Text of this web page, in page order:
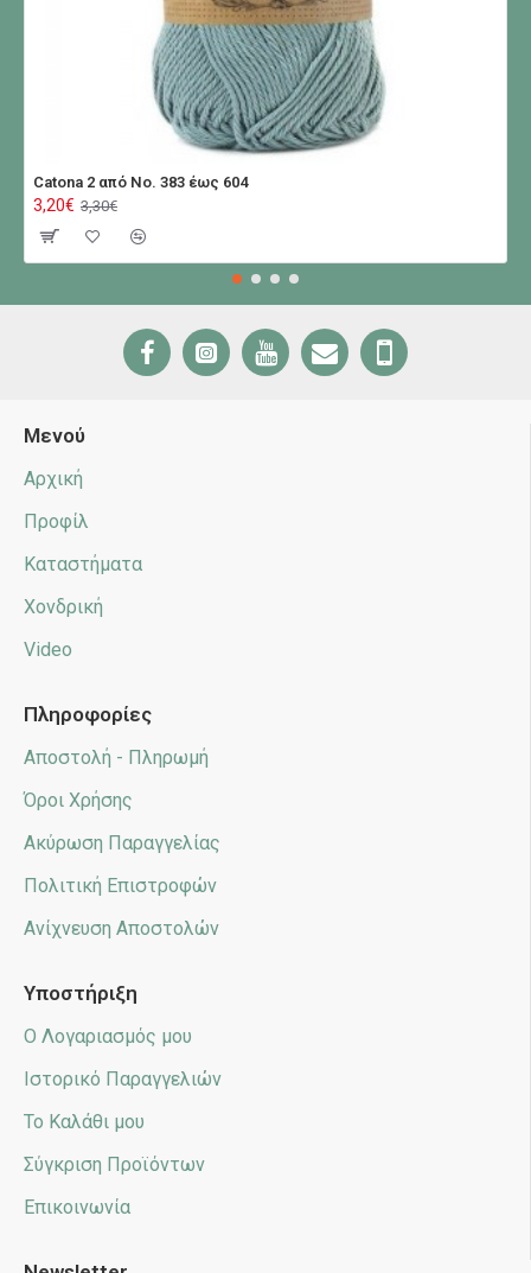
Catona 2 από No. 383 έως 604
3,20€ 3,30€
Μενού
Αρχική
Προφίλ
Καταστήματα
Χονδρική
Video
Πληροφορίες
Αποστολή - Πληρωμή
Όροι Χρήσης
Ακύρωση Παραγγελίας
Πολιτική Επιστροφών
Ανίχνευση Αποστολών
Υποστήριξη
Ο Λογαριασμός μου
Ιστορικό Παραγγελιών
Το Καλάθι μου
Σύγκριση Προϊόντων
Επικοινωνία